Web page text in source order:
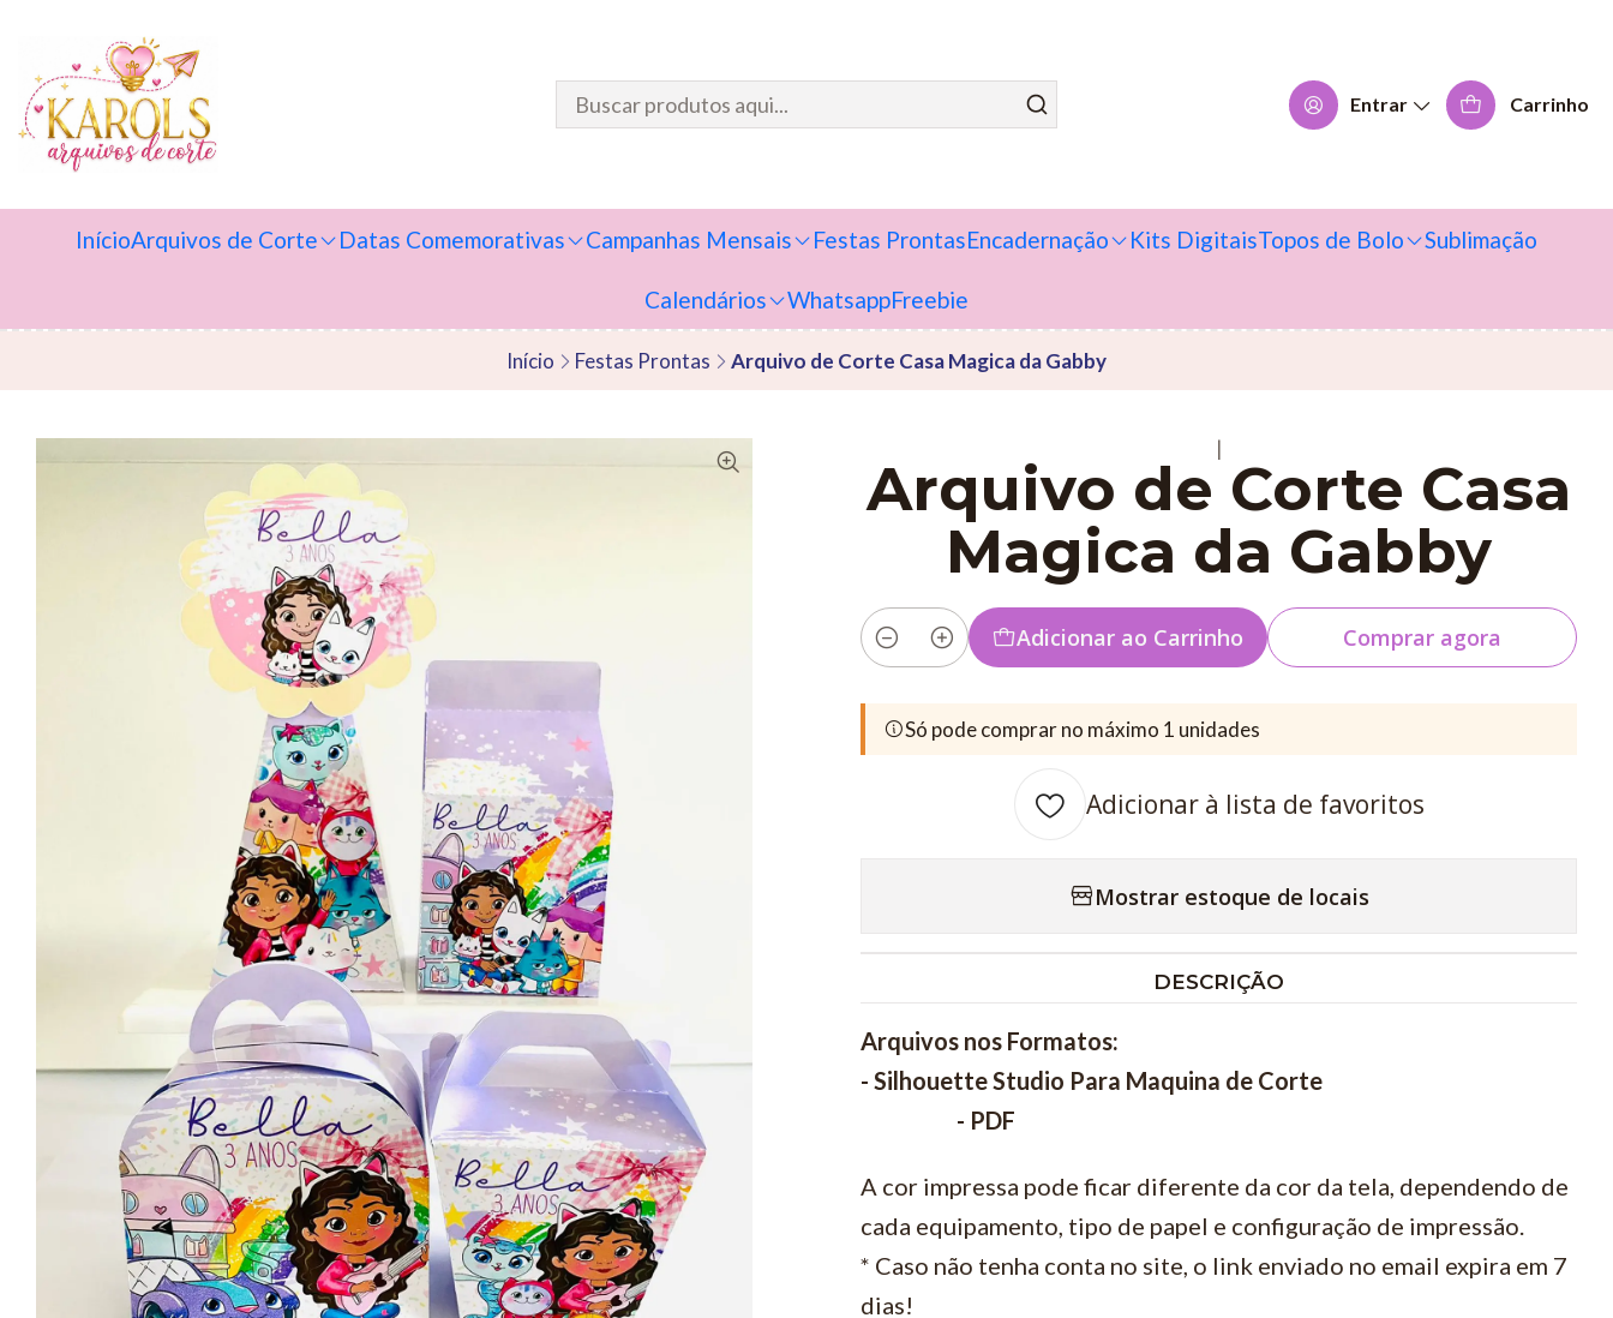
Entrar Carrinho
InícioArquivos de Corte Datas Comemorativas Campanhas Mensais Festas ProntasEncadernação Kits DigitaisTopos de Bolo Sublimação
Calendários WhatsappFreebie
Início Festas Prontas Arquivo de Corte Casa Magica da Gabby
|
Arquivo de Corte Casa
Magica da Gabby
Quantidade
Adicionar ao Carrinho Comprar agora
Só pode comprar no máximo 1 unidades
Adicionar à lista de favoritos
Mostrar estoque de locais
DESCRIÇÃO
Arquivos nos Formatos:
- Silhouette Studio Para Maquina de Corte
- PDF
A cor impressa pode ficar diferente da cor da tela, dependendo de
cada equipamento, tipo de papel e configuração de impressão.
* Caso não tenha conta no site, o link enviado no email expira em 7
dias!